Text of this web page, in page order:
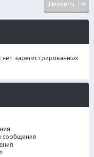
Перейти
зарегистрированных
сообщения